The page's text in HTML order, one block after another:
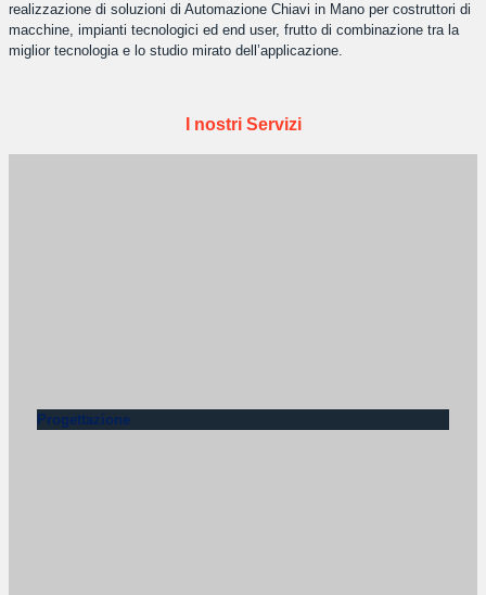
realizzazione di soluzioni di Automazione Chiavi in Mano per costruttori di
macchine, impianti tecnologici ed end user, frutto di combinazione tra la
miglior tecnologia e lo studio mirato dell’applicazione.
I nostri Servizi
Progettazione